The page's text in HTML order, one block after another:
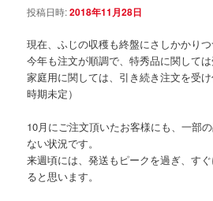
投稿日時:2018年11月28日
現在、ふじの収穫も終盤にさしかかりつ
今年も注文が順調で、特秀品に関しては
家庭用に関しては、引き続き注文を受
時期未定）
10月にご注文頂いたお客様にも、一部
ない状況です。
来週頃には、発送もピークを過ぎ、す
ると思います。